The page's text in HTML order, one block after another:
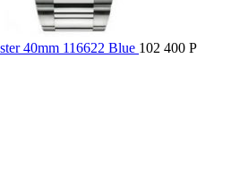
40mm 116622 Blue 102 400 Р